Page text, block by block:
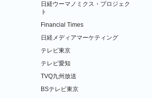
日経ウーマノミクス・プロジェク
ト
Financial Times
日経メディアマーケティング
テレビ東京
テレビ愛知
TVQ九州放送
BSテレビ東京